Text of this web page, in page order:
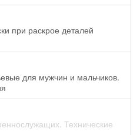
при раскрое деталей
для мужчин и мальчиков.
Технические